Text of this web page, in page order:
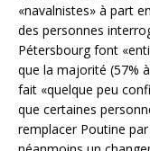
«navalnistes» à part
des personnes
Pétersbourg font
que la majorité (57%
fait «quelque peu
que certaines
remplacer Poutine